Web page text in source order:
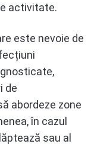
activitate.
este nevoie de
de
abordeze zone
în cazul
sau al